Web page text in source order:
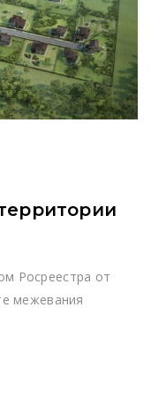
Росреестра от
межевания